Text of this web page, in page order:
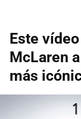
Este
McLaren
más